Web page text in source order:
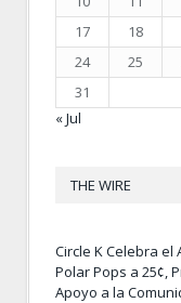
17
18
24
25
31
« Jul
THE WIRE
Circle K Celebra
Polar Pops a 25¢,
Apoyo a la